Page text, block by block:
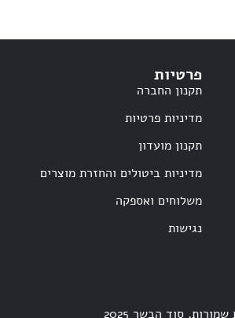
פרטיות
תקנון החברה
מדיניות פרטיות
תקנון מועדון
מדיניות ביטולים והחזרת מוצרים
משלוחים ואספקה
נגישות
סוד הבשר 2025